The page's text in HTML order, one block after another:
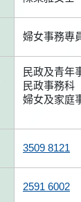
婦女事務專
民政及青年
民政事務科
婦女及家庭
3509 8121
2591 6002